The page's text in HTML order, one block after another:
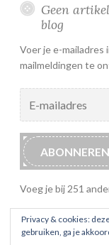
Geen
blog
Voer je e-mailadres
mailmeldingen te
mailadres
ABONNEREN
Voeg je bij 251
Privacy & cookies:
gebruiken, ga je